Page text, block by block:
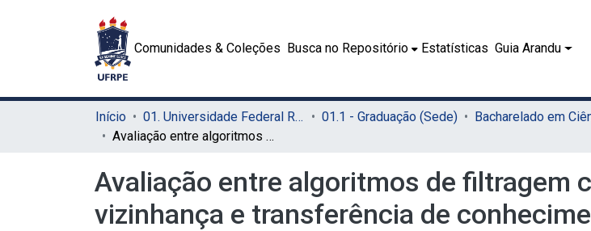
Comunidades & Coleções Busca no Repositório Estatísticas Guia Arandu
Início 01. Universidade Federal Rural de Pernambuco - UFRPE (Sede) 01.1 - Graduação (Sede)
Avaliação entre algoritmos de filtragem colaborativa baseada em vizinhança e transferência de conhecimento para CD-CARS
Avaliação entre algoritmos de filtragem
vizinhança e transferência de